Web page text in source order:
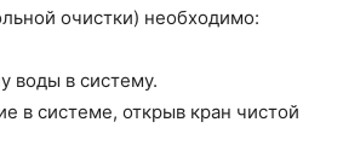
очистки) необходимо:
воды в систему.
в системе, открыв кран чистой